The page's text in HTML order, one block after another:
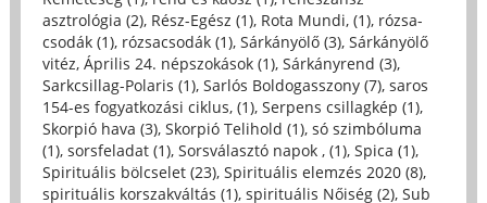
asztrológia (2), Rész-Egész (1), Rota Mundi, (1), rózsa-
csodák (1), rózsacsodák (1), Sárkányölő (3), Sárkányölő
vitéz, Április 24. népszokások (1), Sárkányrend (3),
Sarkcsillag-Polaris (1), Sarlós Boldogasszony (7), saros
154-es fogyatkozási ciklus, (1), Serpens csillagkép (1),
Skorpió hava (3), Skorpió Telihold (1), só szimbóluma
(1), sorsfeladat (1), Sorsválasztó napok , (1), Spica (1),
Spirituális bölcselet (23), Spirituális elemzés 2020 (8),
spirituális korszakváltás (1), spirituális Nőiség (2), Sub